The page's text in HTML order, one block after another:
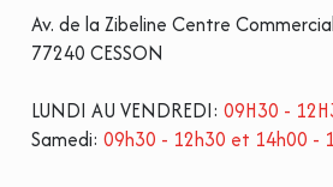
Av. de la Zibeline Centre
77240 CESSON
LUNDI AU VENDREDI: 09H30 -
Samedi: 09h30 - 12h30 et 14h00 -